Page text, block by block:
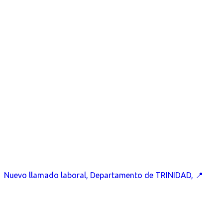
Nuevo llamado laboral, Departamento de TRINIDAD, 📍